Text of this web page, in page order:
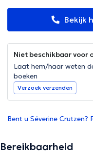
Bekijk
Niet beschikbaar voor
Laat hem/haar weten
boeken
Verzoek verzenden
Bent u Séverine Crutzen?
Bereikbaarheid